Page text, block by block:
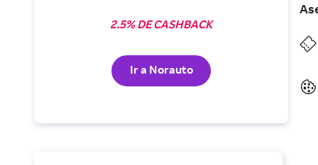
2.5% DE CASHBACK
Ir a Norauto